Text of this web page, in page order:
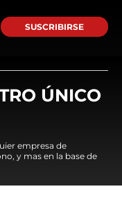
SUSCRIBIRSE
ÚNICO
empresa de
y mas en la base de